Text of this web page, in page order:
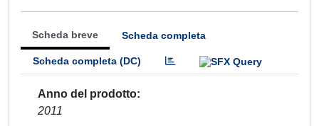
Scheda breve Scheda completa
Scheda completa (DC)
Anno del prodotto
2011